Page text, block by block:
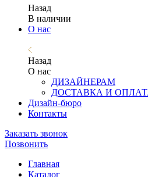
Назад
В наличии
О нас
Назад
О нас
ДИЗАЙНЕРАМ
ДОСТАВКА И
Дизайн-бюро
Контакты
Заказать звонок
Позвонить
Главная
Каталог